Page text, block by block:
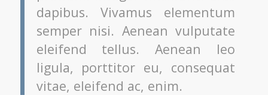
dapibus. Vivamus elementum
semper nisi. Aenean vulputate
eleifend tellus. Aenean leo
ligula, porttitor eu, consequat
vitae, eleifend ac, enim.